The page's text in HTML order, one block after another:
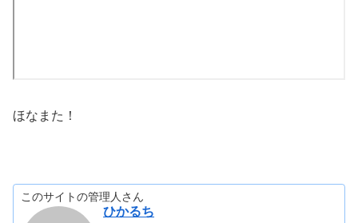
ほなまた！
このサイトの管理人さん
ひかるち